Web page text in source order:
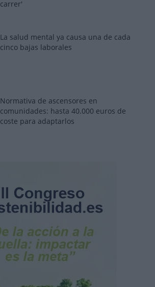
carrer'
La salud mental ya causa una de cada
cinco bajas laborales
Normativa de ascensores en
comunidades: hasta 40.000 euros de
coste para adaptarlos